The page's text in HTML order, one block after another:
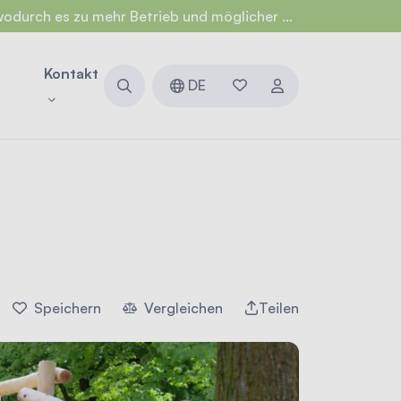
und möglicher Lärmbelästigung kommen kann.
Kontakt
DE
Speichern Vergleichen Teilen